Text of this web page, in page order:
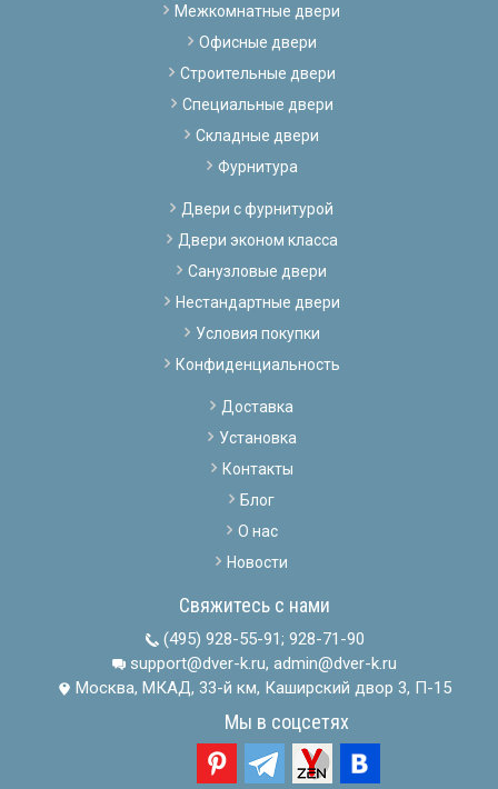
Межкомнатные двери
Офисные двери
Строительные двери
Специальные двери
Складные двери
Фурнитура
Двери с фурнитурой
Двери эконом класса
Санузловые двери
Нестандартные двери
Условия покупки
Конфиденциальность
Доставка
Установка
Контакты
Блог
О нас
Новости
Свяжитесь с нами
(495) 928-55-91; 928-71-90
support@dver-k.ru, admin@dver-k.ru
Москва, МКАД, 33-й км, Каширский двор 3, П-15
Мы в соцсетях